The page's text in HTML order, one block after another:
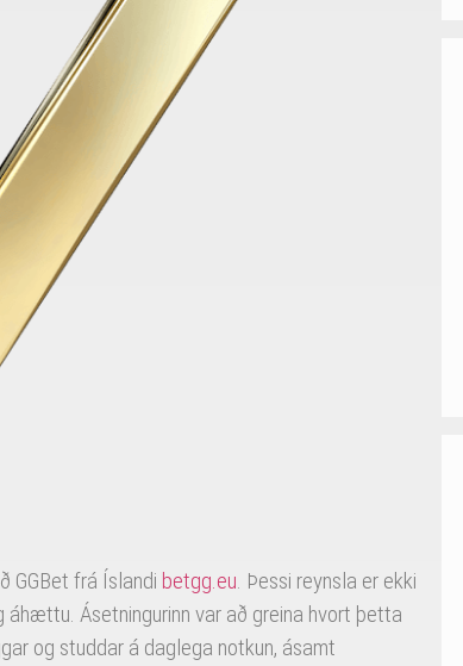
GGBet frá Íslandi betgg.eu. Þessi reynsla er ekki
Ásetningurinn var að greina hvort þetta
og studdar á daglega notkun, ásamt